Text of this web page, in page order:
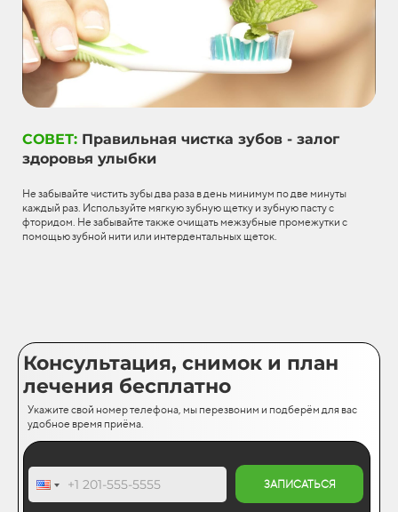
СОВЕТ: Правильная чистка зубов - залог
здоровья улыбки
Не забывайте чистить зубы два раза в день минимум по две минуты
каждый раз. Используйте мягкую зубную щетку и зубную пасту с
фторидом. Не забывайте также очищать межзубные промежутки с
помощью зубной нити или интердентальных щеток.
Консультация, снимок и план
лечения бесплатно
Укажите свой номер телефона, мы перезвоним и подберём для вас
удобное время приёма.
ЗАПИСАТЬСЯ